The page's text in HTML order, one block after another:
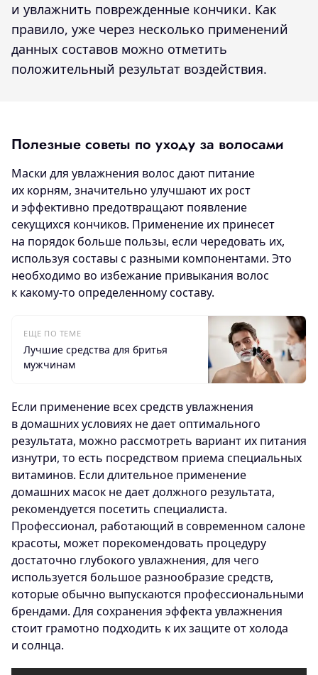
и увлажнить поврежденные кончики. Как
правило, уже через несколько применений
данных составов можно отметить
положительный результат воздействия.
Полезные советы по уходу за волосами
Маски для увлажнения волос дают питание
их корням, значительно улучшают их рост
и эффективно предотвращают появление
секущихся кончиков. Применение их принесет
на порядок больше пользы, если чередовать их,
используя составы с разными компонентами. Это
необходимо во избежание привыкания волос
к какому-то определенному составу.
ЕЩЕ ПО ТЕМЕ
Лучшие средства для бритья
мужчинам
Если применение всех средств увлажнения
в домашних условиях не дает оптимального
результата, можно рассмотреть вариант их питания
изнутри, то есть посредством приема специальных
витаминов. Если длительное применение
домашних масок не дает должного результата,
рекомендуется посетить специалиста.
Профессионал, работающий в современном салоне
красоты, может порекомендовать процедуру
достаточно глубокого увлажнения, для чего
используется большое разнообразие средств,
которые обычно выпускаются профессиональными
брендами. Для сохранения эффекта увлажнения
стоит грамотно подходить к их защите от холода
и солнца.